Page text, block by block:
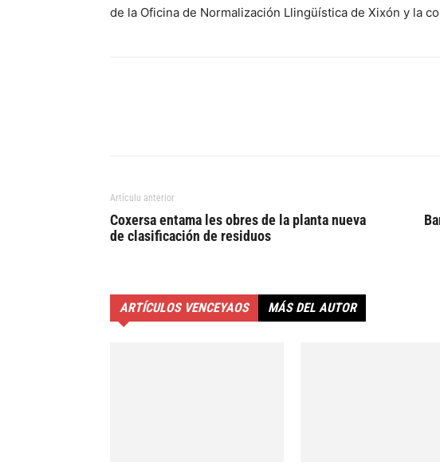
de la Oficina de Normalización Llingüística de Xixón y la
Artículu anterior
Coxersa entama les obres de la planta nueva
de clasificación de residuos
ARTÍCULOS VENCEYAOS MÁS DEL AUTOR